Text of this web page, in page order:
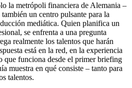
la metrópoli financiera de Alemania –
un centro pulsante para la
mediática. Quien planifica un
se enfrenta a una pregunta
realmente los talentos que harán
está en la red, en la experiencia
que funciona desde el primer briefing
muestra en qué consiste – tanto para
talentos.